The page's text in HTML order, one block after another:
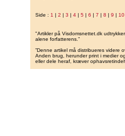
Side : 1 | 2 | 3 | 4 | 5 | 6 | 7 | 8 | 9 | 10
"Artikler på Visdomsnettet.dk
alene forfatterens.”
”Denne artikel må distribueres videre
Anden brug, herunder print i medier
eller dele heraf, kræver